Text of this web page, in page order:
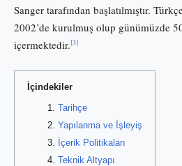
Sanger tarafından başlatılmıştır.
2002’de kurulmuş olup günümüzde
içermektedir.[3]
İçindekiler
Tarihçe
Yapılanma ve İşleyiş
İçerik Politikaları
Teknik Altyapı